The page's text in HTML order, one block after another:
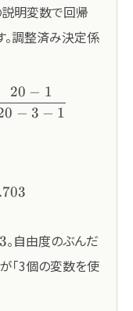
明変数で回帰
。調整済み決定係
− 3 − 1
20 − 1
。自由度のぶんだ
「3個の変数を使